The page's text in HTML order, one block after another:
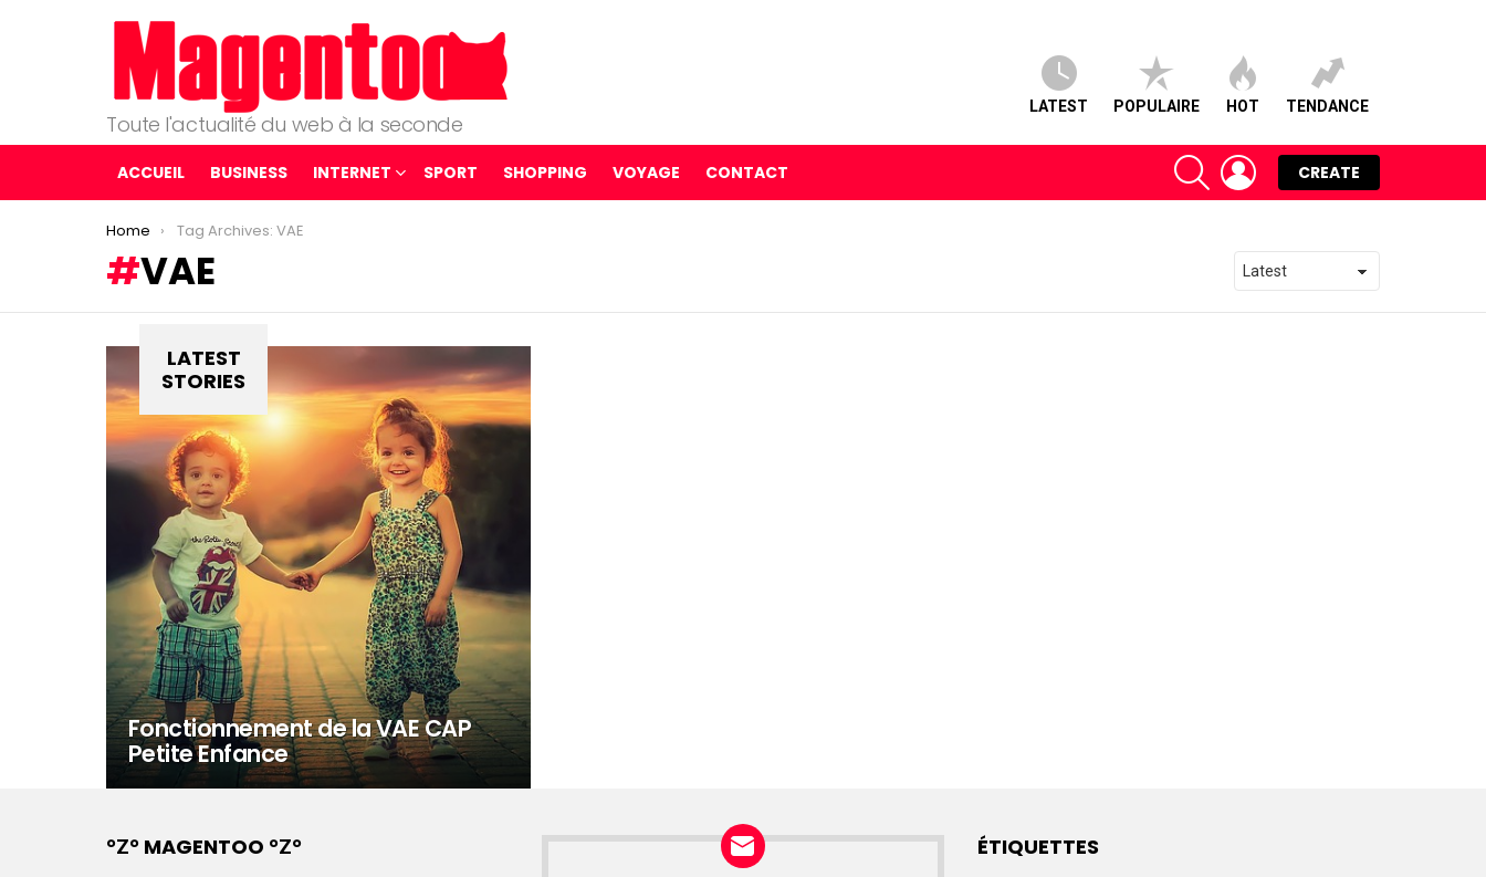
Toute l'actualité du web à la seconde
LATEST POPULAIRE HOT TENDANCE
ACCUEIL BUSINESS INTERNET SPORT SHOPPING VOYAGE CONTACT
SEARCH LOGIN
CREATE
You are here:
Home Tag Archives: VAE
VAE
LATEST
STORIES
Fonctionnement de la VAE CAP
Petite Enfance
°Ζ° MAGENTOO °Ζ° ÉTIQUETTES